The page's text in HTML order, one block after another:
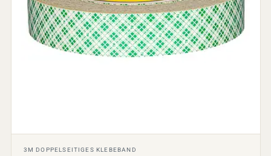
3M DOPPELSEITIGES KLEBEBAND